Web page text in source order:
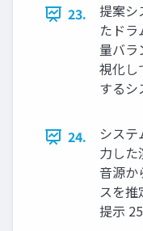
23.
提案シ
たド
量バラ
視化し
するシ
24.
シス
力した
音源か
スを推
提示 25